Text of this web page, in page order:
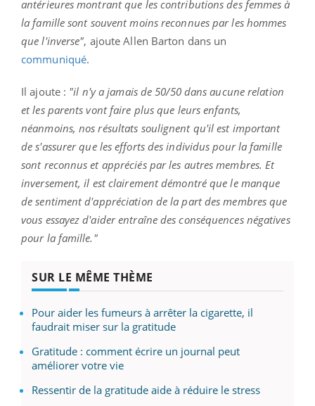
antérieures montrant que les contributions des femmes à
la famille sont souvent moins reconnues par les hommes
que l'inverse", ajoute Allen Barton dans un
communiqué.
Il ajoute : "il n'y a jamais de 50/50 dans aucune relation
et les parents vont faire plus que leurs enfants,
néanmoins, nos résultats soulignent qu'il est important
de s'assurer que les efforts des individus pour la famille
sont reconnus et appréciés par les autres membres. Et
inversement, il est clairement démontré que le manque
de sentiment d'appréciation de la part des membres que
vous essayez d'aider entraîne des conséquences négatives
pour la famille."
SUR LE MÊME THÈME
Pour aider les fumeurs à arrêter la cigarette, il
faudrait miser sur la gratitude
Gratitude : comment écrire un journal peut
améliorer votre vie
Ressentir de la gratitude aide à réduire le stress